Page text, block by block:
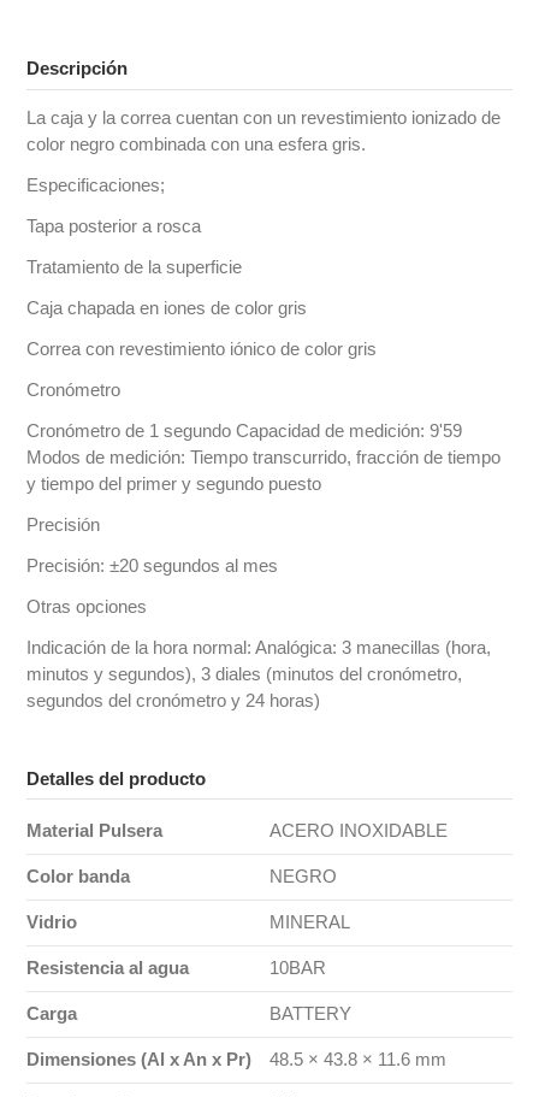
Descripción
La caja y la correa cuentan con un revestimiento ionizado de
color negro combinada con una esfera gris.
Especificaciones;
Tapa posterior a rosca
Tratamiento de la superficie
Caja chapada en iones de color gris
Correa con revestimiento iónico de color gris
Cronómetro
Cronómetro de 1 segundo Capacidad de medición: 9'59
Modos de medición: Tiempo transcurrido, fracción de tiempo
y tiempo del primer y segundo puesto
Precisión
Precisión: ±20 segundos al mes
Otras opciones
Indicación de la hora normal: Analógica: 3 manecillas (hora,
minutos y segundos), 3 diales (minutos del cronómetro,
segundos del cronómetro y 24 horas)
Detalles del producto
Material Pulsera ACERO INOXIDABLE
Color banda NEGRO
Vidrio MINERAL
Resistencia al agua 10BAR
Carga BATTERY
Dimensiones (Al x An x Pr) 48.5 × 43.8 × 11.6 mm